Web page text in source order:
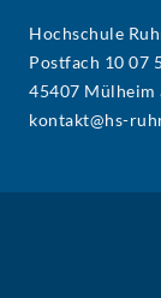
Hochschule
Postfach 10 07
45407 Mülheim
kontakt@hs-